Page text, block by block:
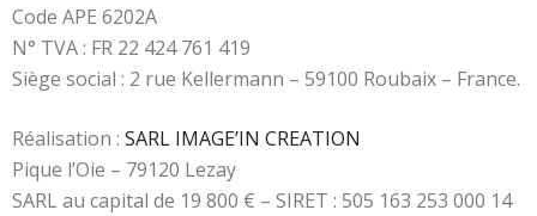
Code APE 6202A
N° TVA : FR 22 424 761 419
Siège social : 2 rue Kellermann – 59100 Roubaix – France.
Réalisation : SARL IMAGE’IN CREATION
Pique l’Oie – 79120 Lezay
SARL au capital de 19 800 € – SIRET : 505 163 253 000 14